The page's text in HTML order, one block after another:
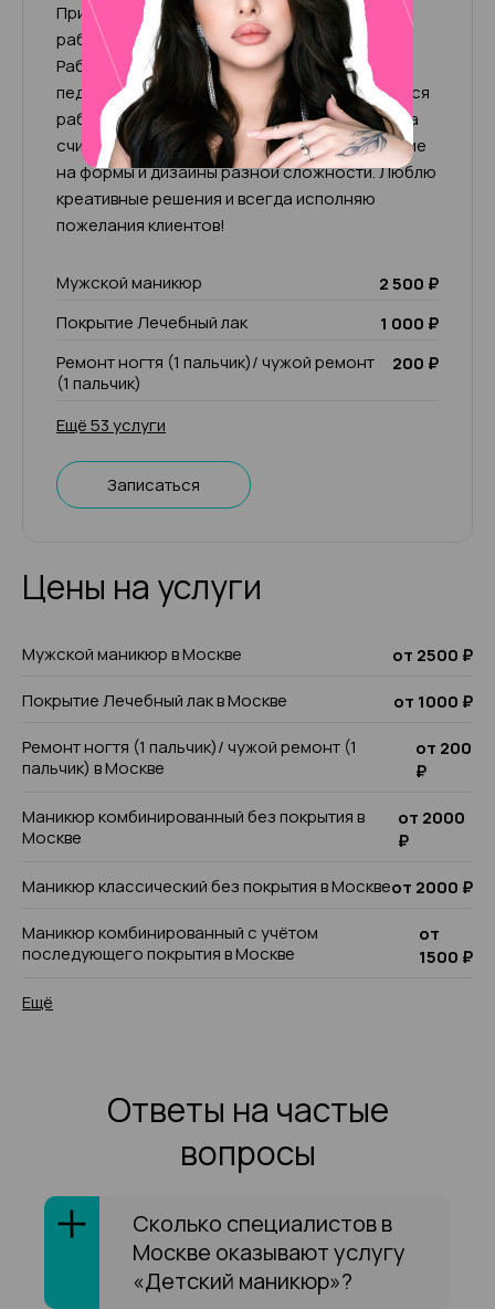
Приветствую, меня зовут Ирина! Мой опыт
работы 11 лет, я топ-мастер универсал.
Работаю во всех техниках маникюра и
педикюра, а также SMART. Мне очень нравится
работать с ножками, привожу их в порядок за
считаные часы. Также выполняю наращивание
на формы и дизайны разной сложности. Люблю
креативные решения и всегда исполняю
пожелания клиентов!
Мужской маникюр
2 500 ₽
Покрытие Лечебный лак
1 000 ₽
Ремонт ногтя (1 пальчик)/ чужой ремонт
(1 пальчик)
200 ₽
Ещё 53 услуги
Записаться
Цены на услуги
Мужской маникюр в Москве
от 2500 ₽
Покрытие Лечебный лак в Москве
от 1000 ₽
Ремонт ногтя (1 пальчик)/ чужой ремонт (1
пальчик) в Москве
от 200
₽
Маникюр комбинированный без покрытия в
Москве
от 2000
₽
Маникюр классический без покрытия в Москвеот 2000 ₽
Маникюр комбинированный с учётом
последующего покрытия в Москве
от
1500 ₽
Ещё
Ответы на частые
вопросы
Сколько специалистов в
Москве оказывают услугу
«Детский маникюр»?